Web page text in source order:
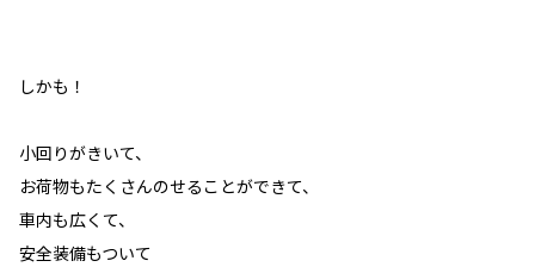
しかも！
小回りがきいて、
お荷物もたくさんのせることができて、
車内も広くて、
安全装備もついて